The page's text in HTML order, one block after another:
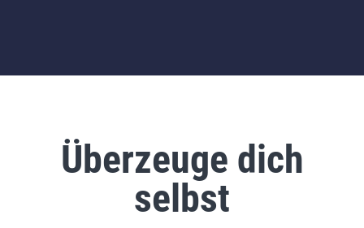
Überzeuge dich
selbst